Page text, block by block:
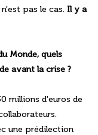
pas le cas. Il y a
Monde, quels
avant la crise ?
millions d'euros de
une prédilection